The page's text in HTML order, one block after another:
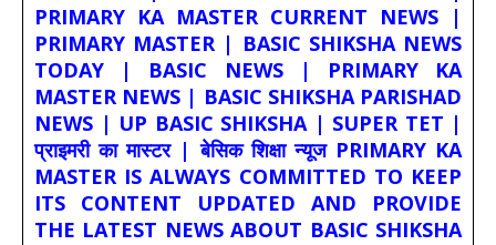
PRIMARY KA MASTER CURRENT NEWS |
PRIMARY MASTER | BASIC SHIKSHA NEWS
TODAY | BASIC NEWS | PRIMARY KA
MASTER NEWS | BASIC SHIKSHA PARISHAD
NEWS | UP BASIC SHIKSHA | SUPER TET |
प्राइमरी का मास्टर | बेसिक शिक्षा न्यूज PRIMARY KA
MASTER IS ALWAYS COMMITTED TO KEEP
ITS CONTENT UPDATED AND PROVIDE
THE LATEST NEWS ABOUT BASIC SHIKSHA